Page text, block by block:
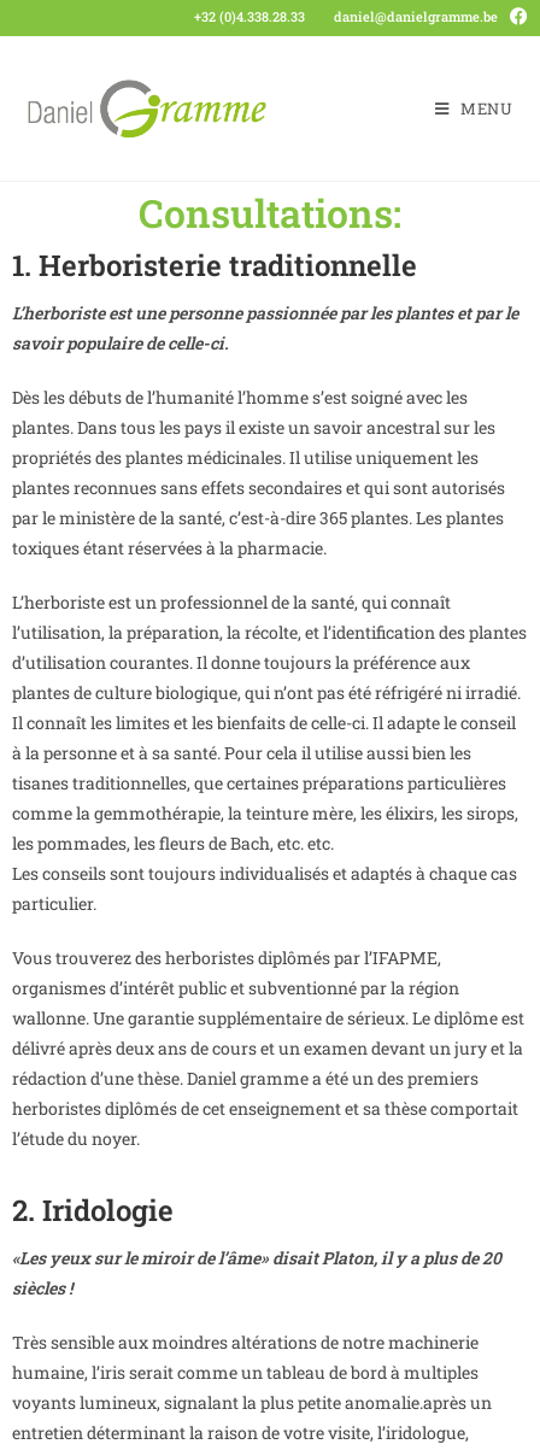
+32 (0)4.338.28.33 daniel@danielgramme.be
MENU
Consultations:
1. Herboristerie traditionnelle
L’herboriste est une personne passionnée par les plantes et par le
savoir populaire de celle-ci.
Dès les débuts de l’humanité l’homme s’est soigné avec les
plantes. Dans tous les pays il existe un savoir ancestral sur les
propriétés des plantes médicinales. Il utilise uniquement les
plantes reconnues sans effets secondaires et qui sont autorisés
par le ministère de la santé, c’est-à-dire 365 plantes. Les plantes
toxiques étant réservées à la pharmacie.
L’herboriste est un professionnel de la santé, qui connaît
l’utilisation, la préparation, la récolte, et l’identification des plantes
d’utilisation courantes. Il donne toujours la préférence aux
plantes de culture biologique, qui n’ont pas été réfrigéré ni irradié.
Il connaît les limites et les bienfaits de celle-ci. Il adapte le conseil
à la personne et à sa santé. Pour cela il utilise aussi bien les
tisanes traditionnelles, que certaines préparations particulières
comme la gemmothérapie, la teinture mère, les élixirs, les sirops,
les pommades, les fleurs de Bach, etc. etc.
Les conseils sont toujours individualisés et adaptés à chaque cas
particulier.
Vous trouverez des herboristes diplômés par l’IFAPME,
organismes d’intérêt public et subventionné par la région
wallonne. Une garantie supplémentaire de sérieux. Le diplôme est
délivré après deux ans de cours et un examen devant un jury et la
rédaction d’une thèse. Daniel gramme a été un des premiers
herboristes diplômés de cet enseignement et sa thèse comportait
l’étude du noyer.
2. Iridologie
«Les yeux sur le miroir de l’âme» disait Platon, il y a plus de 20
siècles !
Très sensible aux moindres altérations de notre machinerie
humaine, l’iris serait comme un tableau de bord à multiples
voyants lumineux, signalant la plus petite anomalie.après un
entretien déterminant la raison de votre visite, l’iridologue,